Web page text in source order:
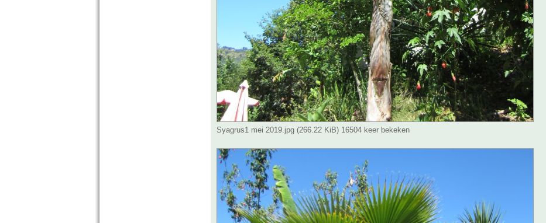
Syagrus1 mei 2019.jpg (266.22 KiB) 16504 keer bekeken